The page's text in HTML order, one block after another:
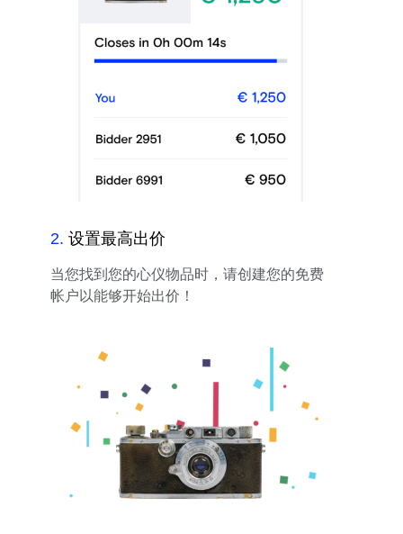
2. 设置最高出价
当您找到您的心仪物品时，请创建您的免费
帐户以能够开始出价！